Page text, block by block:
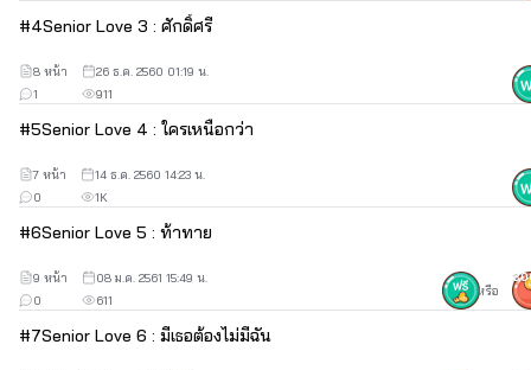
"จีเมลล์"
"น่ารัก น่ากอด ยิ้มเก่ง "
#4Senior Love 3 : ศักดิ์ศรี
911
1
8 หน้า 26 ธ.ค. 2560 01:19 น.
#5Senior Love 4 : ใครเหนือกว่า
1K
0
7 หน้า 14 ธ.ค. 2560 14:23 น.
#6Senior Love 5 : ท้าทาย
611
0
9 หน้า
08 ม.ค. 2561 15:49 น.
หรือ
#7Senior Love 6 : มีเธอต้องไม่มีฉัน